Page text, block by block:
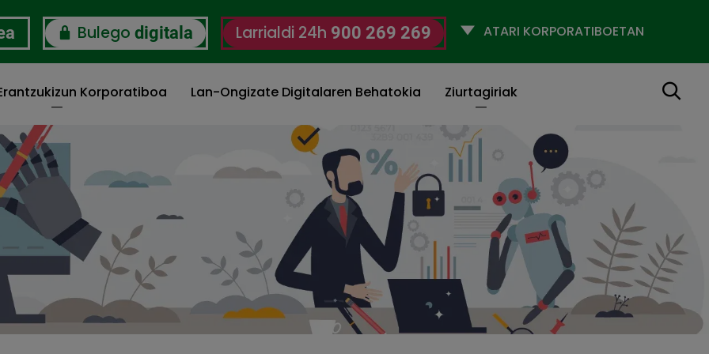
Bulego digitala Larrialdi 24h 900 269 269
Selecciona
Korporatiboa Lan-Ongizate Digitalaren Behatokia Ziurtagiriak Bilatu